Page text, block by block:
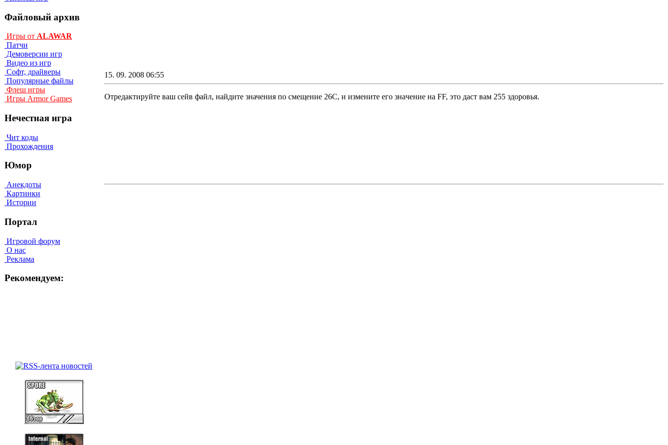
Файловый архив
Игры от ALAWAR
Патчи
Демоверсии игр
Видео из игр
Софт, драйверы
Популярные файлы
Флеш игры
Игры Armor Games
Нечестная игра
Чит коды
Прохождения
Юмор
Анекдоты
Картинки
Истории
Портал
Игровой форум
О нас
Реклама
Рекомендуем:
15. 09. 2008 06:55
Отредактируйте ваш сейв файл, найдите значения по cмeщeниe 26C, и измeнитe eгo знaчeниe нa FF, этo дacт вaм 255 здopoвья.